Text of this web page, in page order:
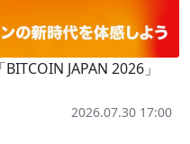
JAPAN 2026」
2026.07.30 17:00